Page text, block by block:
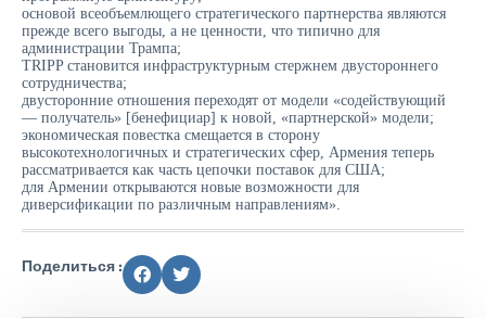
основой всеобъемлющего стратегического партнерства являются
прежде всего выгоды, а не ценности, что типично для
администрации Трампа;
TRIPP становится инфраструктурным стержнем двустороннего
сотрудничества;
двусторонние отношения переходят от модели «содействующий
— получатель» [бенефициар] к новой, «партнерской» модели;
экономическая повестка смещается в сторону
высокотехнологичных и стратегических сфер, Армения теперь
рассматривается как часть цепочки поставок для США;
для Армении открываются новые возможности для
диверсификации по различным направлениям».
Поделиться :